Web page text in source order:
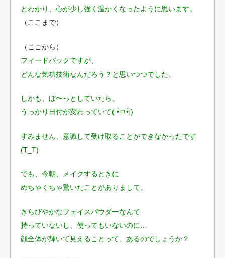
とわかり、心が少し強く温かくなったように思います。
（ここまで）
（ここから）
フィードバックですが、
どんな気功技術なんだろう？と思いつつでした。
しかも、ぼ〜っとしていたら、
うっかり日付が変わっていて( •̀ㅁ•́;)
すみません、意識して受け取ることができなかったです
(T_T)
でも、今朝、メイクするときに
めちゃくちゃ驚いたことがありまして。
きらびやかなフェイスパウダーなんて
持っていないし、使ってもいないのに…
顔全体が輝いて見えることって、あるのでしょうか？